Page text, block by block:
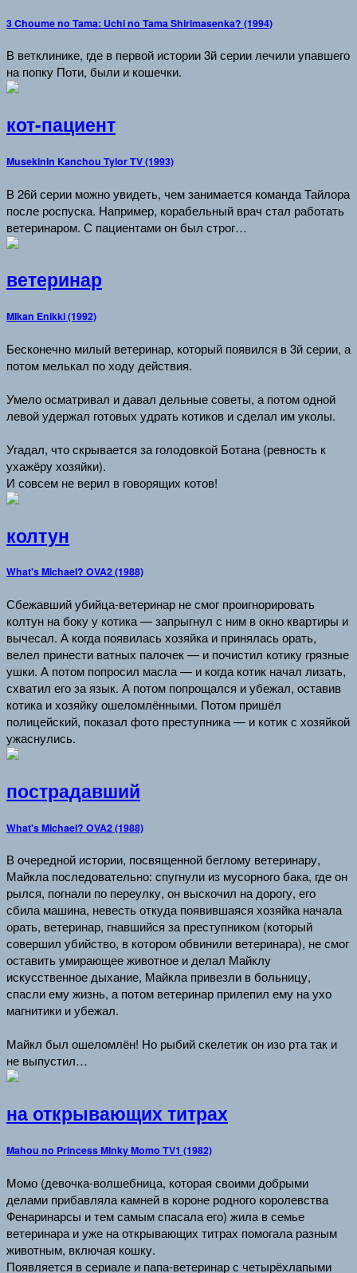
3 Choume no Tama: Uchi no Tama Shirimasenka? (1994)
В ветклинике, где в первой истории 3й серии лечили упавшего
на попку Поти, были и кошечки.
кот-пациент
Musekinin Kanchou Tylor TV (1993)
В 26й серии можно увидеть, чем занимается команда Тайлора
после роспуска. Например, корабельный врач стал работать
ветеринаром. С пациентами он был строг…
ветеринар
Mikan Enikki (1992)
Бесконечно милый ветеринар, который появился в 3й серии, а
потом мелькал по ходу действия.
Умело осматривал и давал дельные советы, а потом одной
левой удержал готовых удрать котиков и сделал им уколы.
Угадал, что скрывается за голодовкой Ботана (ревность к
ухажёру хозяйки).
И совсем не верил в говорящих котов!
колтун
What's Michael? OVA2 (1988)
Сбежавший убийца-ветеринар не смог проигнорировать
колтун на боку у котика — запрыгнул с ним в окно квартиры и
вычесал. А когда появилась хозяйка и принялась орать,
велел принести ватных палочек — и почистил котику грязные
ушки. А потом попросил масла — и когда котик начал лизать,
схватил его за язык. А потом попрощался и убежал, оставив
котика и хозяйку ошеломлёнными. Потом пришёл
полицейский, показал фото преступника — и котик с хозяйкой
ужаснулись.
пострадавший
What's Michael? OVA2 (1988)
В очередной истории, посвященной беглому ветеринару,
Майкла последовательно: спугнули из мусорного бака, где он
рылся, погнали по переулку, он выскочил на дорогу, его
сбила машина, невесть откуда появившаяся хозяйка начала
орать, ветеринар, гнавшийся за преступником (который
совершил убийство, в котором обвинили ветеринара), не смог
оставить умирающее животное и делал Майклу
искусственное дыхание, Майкла привезли в больницу,
спасли ему жизнь, а потом ветеринар прилепил ему на ухо
магнитики и убежал.
Майкл был ошеломлён! Но рыбий скелетик он изо рта так и
не выпустил…
на открывающих титрах
Mahou no Princess Minky Momo TV1 (1982)
Момо (девочка-волшебница, которая своими добрыми
делами прибавляла камней в короне родного королевства
Фенаринарсы и тем самым спасала его) жила в семье
ветеринара и уже на открывающих титрах помогала разным
животным, включая кошку.
Появляется в сериале и папа-ветеринар с четырёхлапыми